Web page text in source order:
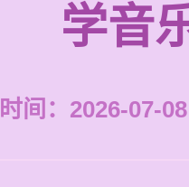
学音
时间：2026-07-